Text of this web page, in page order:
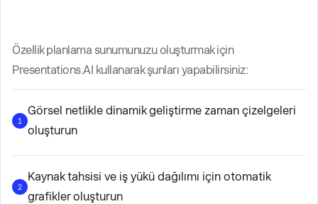
Özellik planlama sunumunuzu oluşturmak için
Presentations.AI kullanarak şunları yapabilirsiniz:
1
Görsel netlikle dinamik geliştirme zaman çizelgeleri
oluşturun
2
Kaynak tahsisi ve iş yükü dağılımı için otomatik
grafikler oluşturun